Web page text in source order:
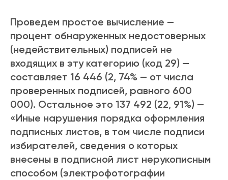
Проведем простое вычисление —
процент обнаруженных недостоверных
(недействительных) подписей не
входящих в эту категорию (код 29) —
составляет 16 446 (2, 74% — от числа
проверенных подписей, равного 600
000). Остальное это 137 492 (22, 91%) —
«Иные нарушения порядка оформления
подписных листов, в том числе подписи
избирателей, сведения о которых
внесены в подписной лист нерукописным
способом (электрофотографии